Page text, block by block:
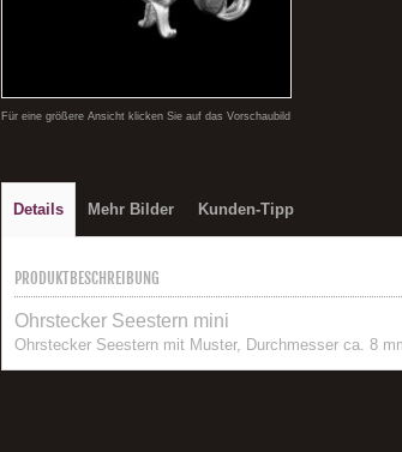
Für eine größere Ansicht klicken Sie auf das Vorschaubild
Details Mehr Bilder Kunden-Tipp
PRODUKTBESCHREIBUNG
Ohrstecker Seestern mini
Ohrstecker Seestern mit Muster, Durchmesser ca. 8